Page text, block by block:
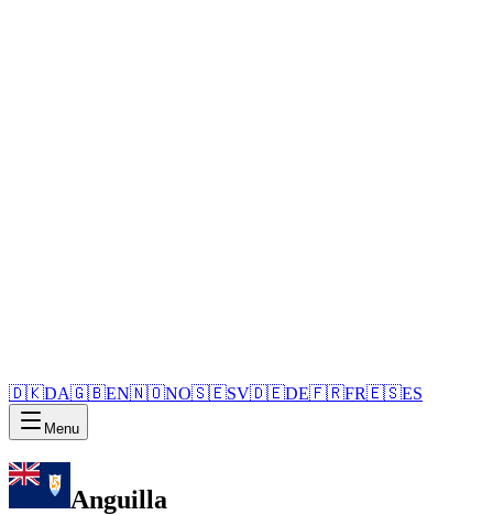
🇩🇰DA🇬🇧EN🇳🇴NO🇸🇪SV🇩🇪DE🇫🇷FR🇪🇸ES
Menu
Anguilla